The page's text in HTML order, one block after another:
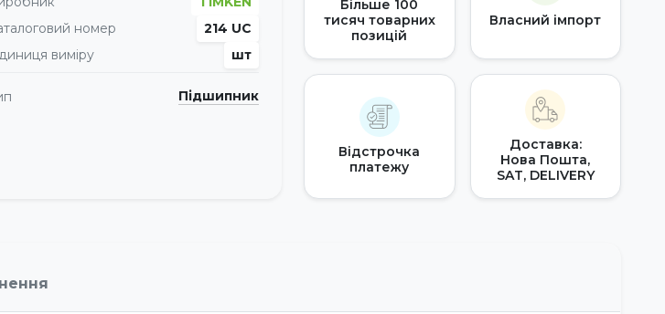
номер
214 UC
виміру
шт
Підшипник
Більше 100
тисяч товарних
позицій
Власний імпорт
Відстрочка
платежу
Доставка:
Нова Пошта,
SAT, DELIVERY